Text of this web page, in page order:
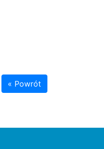
« Powrót